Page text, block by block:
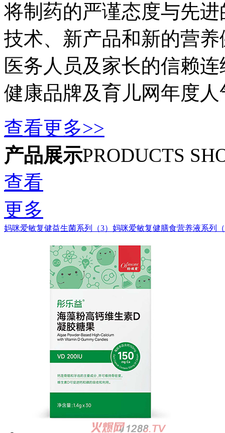
将制药的严谨态度与先
技术、新产品和新的营
医务人员及家长的信赖
健康品牌及育儿网年度人
查看更多>>
产品展示PRODUCTS
查看
更多
妈咪爱敏复健益生菌系列（3） 妈咪爱敏复健膳食营养液系列